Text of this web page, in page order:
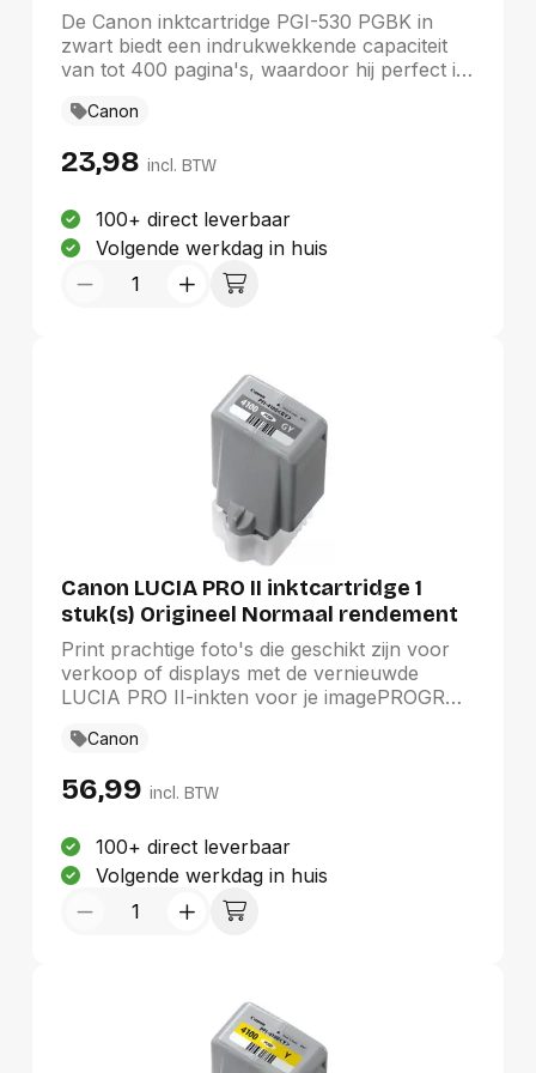
De Canon inktcartridge PGI-530 PGBK in
zwart biedt een indrukwekkende capaciteit
van tot 400 pagina's, waardoor hij perfect is
Deze originele cartridge, met OEM-nummer
PIXMA TS8750 en TS8751 printers. Geniet
betrouwbare prestaties, die voldoen aan al
uw afdrukbehoeften. Met de kwaliteit van
Canon bent u verzekerd van duurzame,
professionele resultaten.
Canon
23,98 incl. BTW
100+ direct leverbaar
Volgende werkdag in huis
Canon LUCIA PRO II inktcartridge 1
stuk(s) Origineel Normaal rendement
Grijs
Print prachtige foto's die geschikt zijn voor
verkoop of displays met de vernieuwde
LUCIA PRO II-inkten voor je imagePROGRAF
pigmentinktsysteem levert levendige kleuren,
kleurreproductie in donkere gebieden. De
ongelooflijke lichtbestendigheid van 200
jaar², krasbestendigheid en een robuuste
verwerking van output, zodat je prints hun
beeldkwaliteit behouden. Deze inkten zijn
imagePROGRAF PRO-1100 A2-fotoprinter en
zorgt voor professionele prints die perfect
zijn voor verkoop of displays- Deze inkten
Canon
56,99 incl. BTW
100+ direct leverbaar
Volgende werkdag in huis